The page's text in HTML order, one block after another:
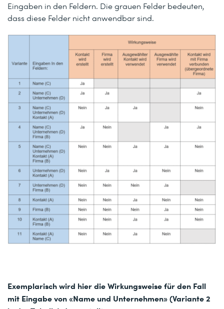
Eingaben in den Feldern. Die grauen Felder bedeuten,
dass diese Felder nicht anwendbar sind.
Exemplarisch wird hier die Wirkungsweise für den Fall
mit Eingabe von «Name und Unternehmen» (Variante 2